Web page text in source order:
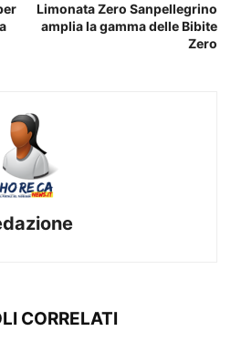
Limonata Zero Sanpellegrino
amplia la gamma delle Bibite
Zero
CORRELATI